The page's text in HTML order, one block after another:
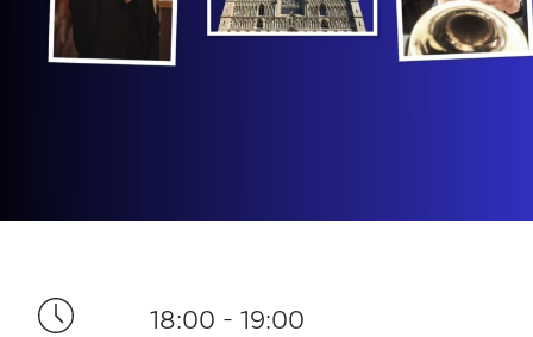
Ditt besøk
18:00 - 19:00